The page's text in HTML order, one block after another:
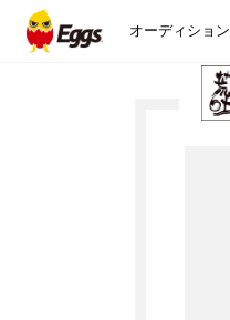
オーディション